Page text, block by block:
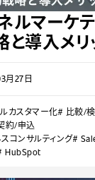
ルマーケ
と導入メ
月27日
カスタマー化# 比較/
約/申込
コンサルティング#
HubSpot